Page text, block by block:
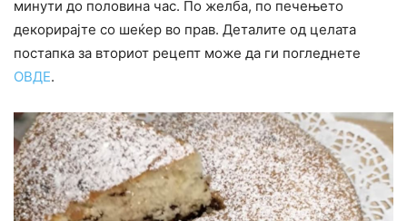
минути до половина час. По желба, по печењето
декорирајте со шеќер во прав. Деталите од целата
постапка за вториот рецепт може да ги погледнете
ОВДЕ.